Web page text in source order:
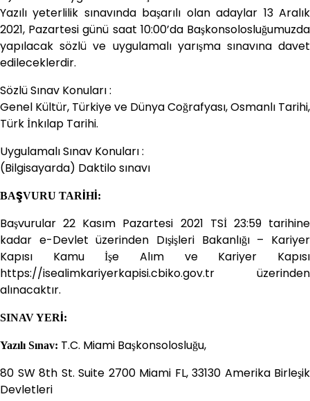
Yazılı yeterlilik sınavında başarılı olan adaylar 13 Aralık
2021, Pazartesi günü saat 10:00’da Başkonsolosluğumuzda
yapılacak sözlü ve uygulamalı yarışma sınavına davet
edileceklerdir.
Sözlü Sınav Konuları :
Genel Kültür, Türkiye ve Dünya Coğrafyası, Osmanlı Tarihi,
Türk İnkılap Tarihi.
Uygulamalı Sınav Konuları :
(Bilgisayarda) Daktilo sınavı
BAŞVURU TARİHİ:
Başvurular 22 Kasım Pazartesi 2021 TSİ 23:59 tarihine
kadar e-Devlet üzerinden Dışişleri Bakanlığı – Kariyer
Kapısı Kamu İşe Alım ve Kariyer Kapısı
https://isealimkariyerkapisi.cbiko.gov.tr üzerinden
alınacaktır.
SINAV YERİ:
Yazılı Sınav: T.C. Miami Başkonsolosluğu,
80 SW 8th St. Suite 2700 Miami FL, 33130 Amerika Birleşik
Devletleri